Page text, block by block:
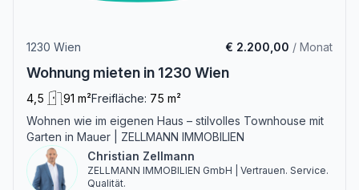
1230 Wien € 2.200,00 / Monat
Wohnung mieten in 1230 Wien
4,5 91 m²Freifläche: 75 m²
Wohnen wie im eigenen Haus – stilvolles Townhouse mit
Garten in Mauer | ZELLMANN IMMOBILIEN
Christian Zellmann
ZELLMANN IMMOBILIEN GmbH | Vertrauen. Service.
Qualität.